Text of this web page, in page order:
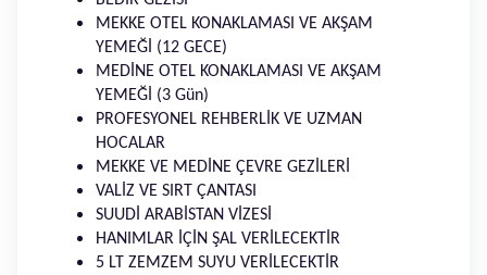
MEKKE OTEL KONAKLAMASI VE AKŞAM
YEMEĞİ (12 GECE)
MEDİNE OTEL KONAKLAMASI VE AKŞAM
YEMEĞİ (3 Gün)
PROFESYONEL REHBERLİK VE UZMAN
HOCALAR
MEKKE VE MEDİNE ÇEVRE GEZİLERİ
VALİZ VE SIRT ÇANTASI
SUUDİ ARABİSTAN VİZESİ
HANIMLAR İÇİN ŞAL VERİLECEKTİR
5 LT ZEMZEM SUYU VERİLECEKTİR